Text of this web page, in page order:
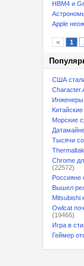
HBM4 и
Apple
< 1
США
Инженеры
Морские
Тысячи
Chrome
(22572)
Россияне
Вышел
Mitsubishi
Owlcat
(19466)
Игра в
Геймер